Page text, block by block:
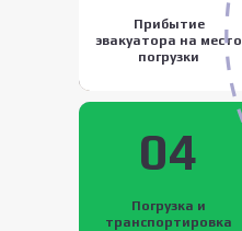
Прибытие
эвакуатора на место
погрузки
04
Погрузка и
транспортировка